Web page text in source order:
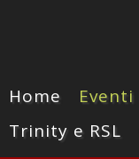
Home Eventi
Trinity e RSL